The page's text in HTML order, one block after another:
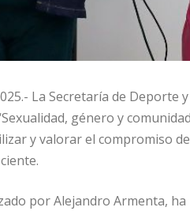
La Secretaría de
género y
y valorar el compromiso
por Alejandro Armenta,